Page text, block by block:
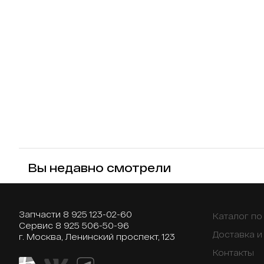
Вы недавно смотрели
Запчасти 8 925 123-02-60
Сервис 8 925 506-50-96
г. Москва, Ленинский проспект, 123
Каталог
Доставка
Контакты